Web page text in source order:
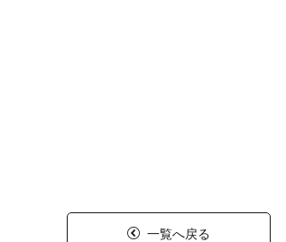
一覧へ戻る